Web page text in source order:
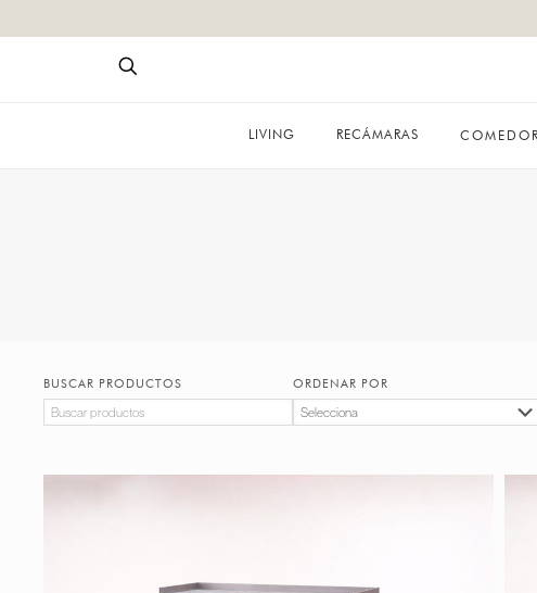
LIVING RECÁMARAS
BUSCAR PRODUCTOS ORDENAR POR